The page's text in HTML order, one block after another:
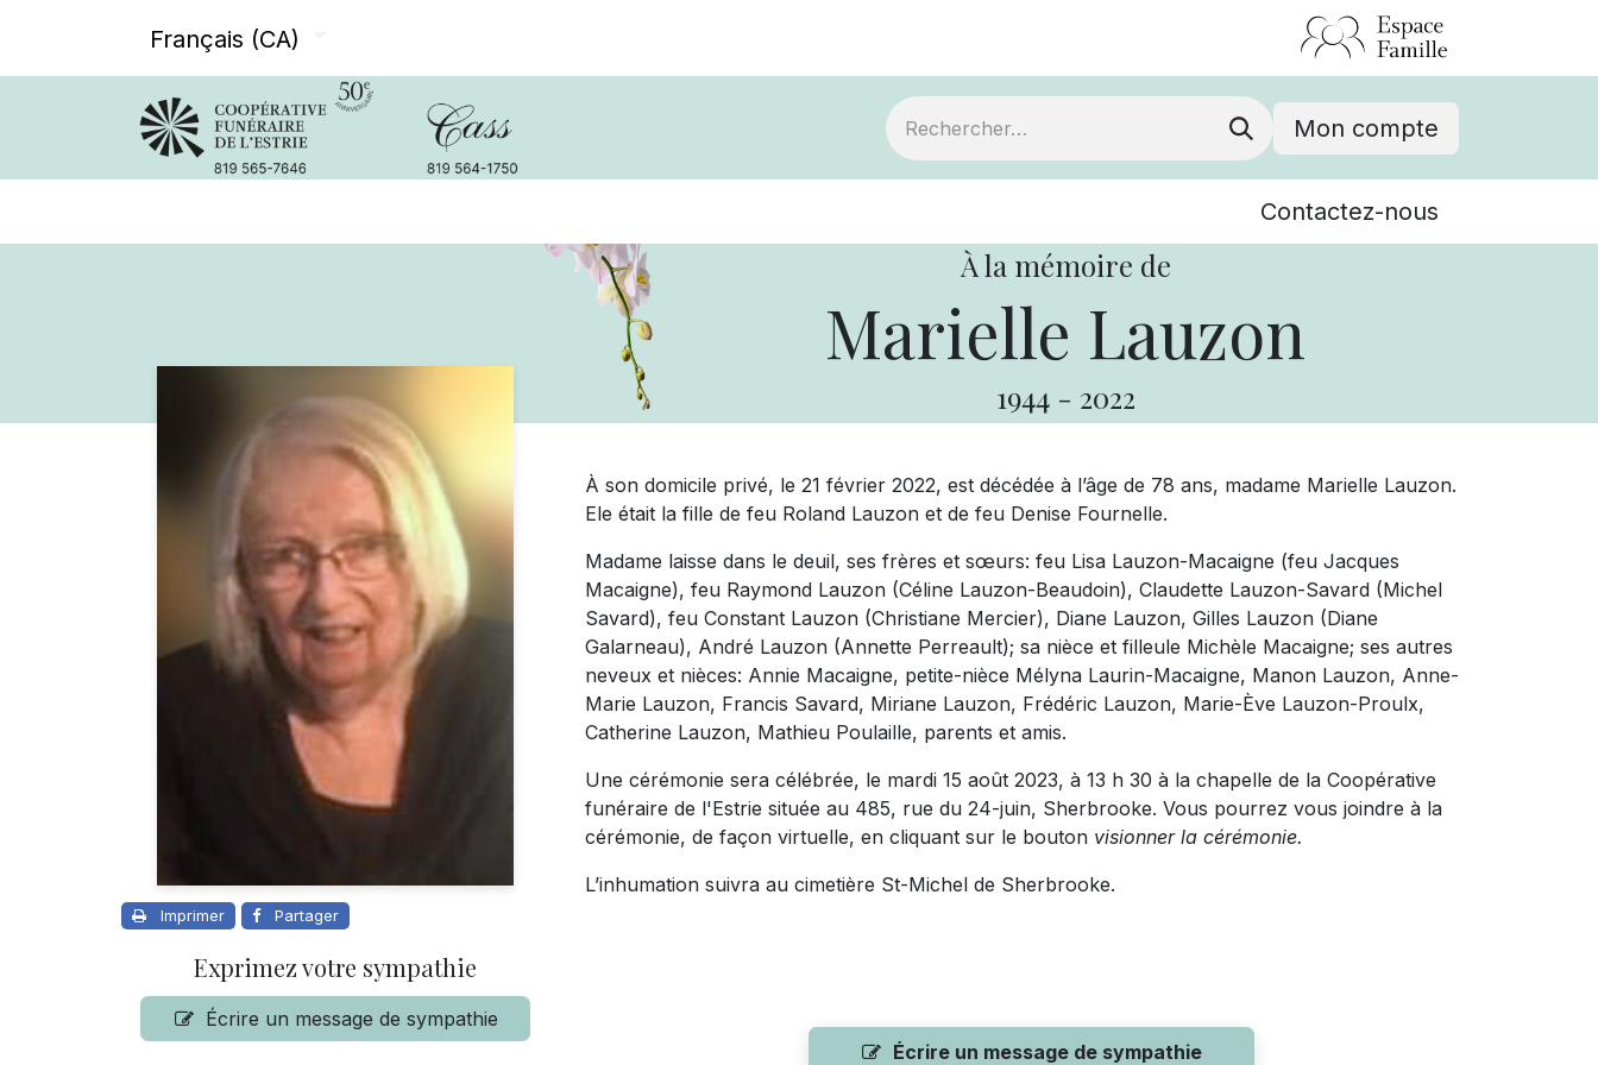
Français (CA)
Mon compte
Événements
Contactez-nous
À la mémoire de
Marielle Lauzon
1944 - 2022
Imprimer Partager
Exprimez votre sympathie
Écrire un message de sympathie
À son domicile privé, le 21 février 2022, est décédée à l’âge de 78 ans, madame Marielle Lauzon.
Ele était la fille de feu Roland Lauzon et de feu Denise Fournelle.
Madame laisse dans le deuil, ses frères et sœurs: feu Lisa Lauzon-Macaigne (feu Jacques
Macaigne), feu Raymond Lauzon (Céline Lauzon-Beaudoin), Claudette Lauzon-Savard (Michel
Savard), feu Constant Lauzon (Christiane Mercier), Diane Lauzon, Gilles Lauzon (Diane
Galarneau), André Lauzon (Annette Perreault); sa nièce et filleule Michèle Macaigne; ses autres
neveux et nièces: Annie Macaigne, petite-nièce Mélyna Laurin-Macaigne, Manon Lauzon, Anne-
Marie Lauzon, Francis Savard, Miriane Lauzon, Frédéric Lauzon, Marie-Ève Lauzon-Proulx,
Catherine Lauzon, Mathieu Poulaille, parents et amis.
Une cérémonie sera célébrée, le mardi 15 août 2023, à 13 h 30 à la chapelle de la Coopérative
funéraire de l'Estrie située au 485, rue du 24-juin, Sherbrooke. Vous pourrez vous joindre à la
cérémonie, de façon virtuelle, en cliquant sur le bouton visionner la cérémonie.
L’inhumation suivra au cimetière St-Michel de Sherbrooke.
Écrire un message de sympathie